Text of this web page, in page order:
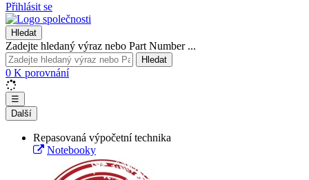
Přihlásit se
Hledat
Zadejte hledaný výraz nebo Part Number ...
Hledat
0 K porovnání
☰
Další
Repasovaná výpočetní technika
Notebooky